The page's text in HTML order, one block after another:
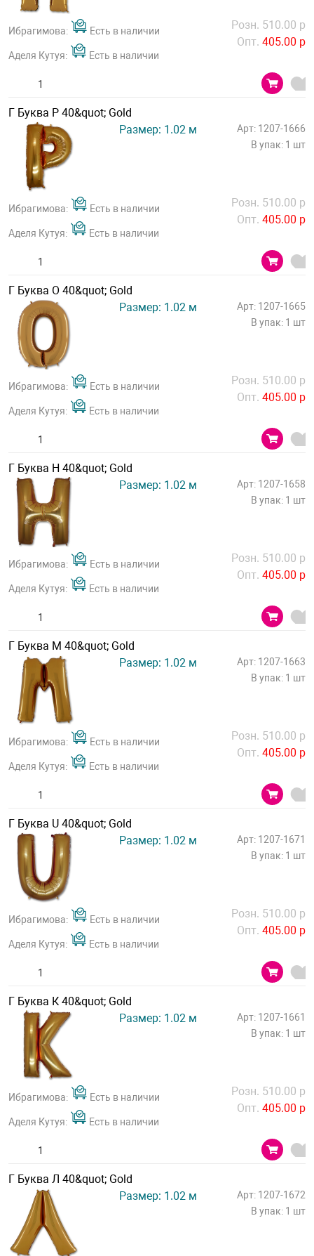
Ибрагимова: Есть в наличии
Аделя Кутуя: Есть в наличии
Розн. 510.00 р
Опт. 405.00 р
Г Буква Р 40&quot; Gold
Размер: 1.02 м
Арт: 1207-1666
В упак: 1 шт
Ибрагимова: Есть в наличии
Аделя Кутуя: Есть в наличии
Розн. 510.00 р
Опт. 405.00 р
Г Буква О 40&quot; Gold
Размер: 1.02 м
Арт: 1207-1665
В упак: 1 шт
Ибрагимова: Есть в наличии
Аделя Кутуя: Есть в наличии
Розн. 510.00 р
Опт. 405.00 р
Г Буква Н 40&quot; Gold
Размер: 1.02 м
Арт: 1207-1658
В упак: 1 шт
Ибрагимова: Есть в наличии
Аделя Кутуя: Есть в наличии
Розн. 510.00 р
Опт. 405.00 р
Г Буква М 40&quot; Gold
Размер: 1.02 м
Арт: 1207-1663
В упак: 1 шт
Ибрагимова: Есть в наличии
Аделя Кутуя: Есть в наличии
Розн. 510.00 р
Опт. 405.00 р
Г Буква U 40&quot; Gold
Размер: 1.02 м
Арт: 1207-1671
В упак: 1 шт
Ибрагимова: Есть в наличии
Аделя Кутуя: Есть в наличии
Розн. 510.00 р
Опт. 405.00 р
Г Буква К 40&quot; Gold
Размер: 1.02 м
Арт: 1207-1661
В упак: 1 шт
Ибрагимова: Есть в наличии
Аделя Кутуя: Есть в наличии
Розн. 510.00 р
Опт. 405.00 р
Г Буква Л 40&quot; Gold
Размер: 1.02 м
Арт: 1207-1672
В упак: 1 шт